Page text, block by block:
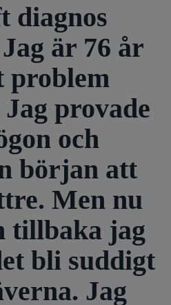
diagnos
är 76 år
problem
provade
och
början att
Men nu
tillbaka jag
bli suddigt
Jag